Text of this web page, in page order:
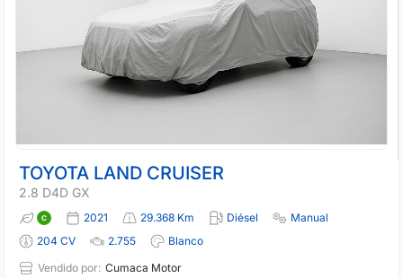
TOYOTA LAND CRUISER
2.8 D4D GX
2021 29.368 Km Diésel
Manual
204 CV
2.755
Blanco
Vendido por: Cumaca Motor